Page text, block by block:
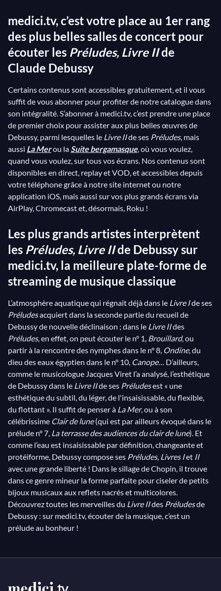
medici.tv, c’est votre place au 1er rang
des plus belles salles de concert pour
écouter les Préludes, Livre IIde
Claude Debussy
Certains contenus sont accessibles gratuitement, et il vous
suffit de vous abonner pour profiter de notre catalogue dans
son intégralité. S’abonner à medici.tv, c’est prendre une place
de premier choix pour assister aux plus belles œuvres de
Debussy, parmi lesquelles le Livre IIde ses Préludes, mais
aussi La Merou laSuite bergamasque, où vous voulez,
quand vous voulez, sur tous vos écrans. Nos contenus sont
disponibles en direct, replay et VOD, et accessibles depuis
votre téléphone grâce à notre site internet ou notre
application iOS, mais aussi sur vos plus grands écrans via
AirPlay, Chromecast et, désormais, Roku !
Les plus grands artistes interprètent
les Préludes, Livre IIde Debussy sur
medici.tv, la meilleure plate-forme de
streaming de musique classique
L’atmosphère aquatique qui régnait déjà dans le Livre Ide ses
Préludesacquiert dans la seconde partie du recueil de
Debussy de nouvelle déclinaison ; dans le Livre IIdes
Préludes, en effet, on peut écouter le n° 1, Brouillard, ou
partir à la rencontre des nymphes dans le n° 8, Ondine, du
dieu des eaux égyptien dans le n° 10, Canope… D’ailleurs,
comme le musicologue Jacques Viret l’a analysé, l’esthétique
de Debussy dans le Livre IIde ses Préludesest « une
esthétique du subtil, du léger, de l'insaisissable, du flexible,
du flottant ». Il suffit de penser à La Mer, ou à son
célébrissime Clair de lune(qui est par ailleurs évoqué dans le
prélude n° 7, La terrasse des audiences du clair de lune). Et
comme l’eau est insaisissable par définition, changeante et
protéiforme, Debussy compose ses Préludes, Livres Iet II
avec une grande liberté ! Dans le sillage de Chopin, il trouve
dans ce genre mineur la forme parfaite pour ciseler de petits
bijoux musicaux aux reflets nacrés et multicolores.
Découvrez toutes les merveilles du Livre IIdes Préludesde
Debussy : sur medici.tv, écouter de la musique, c’est un
prélude au bonheur !